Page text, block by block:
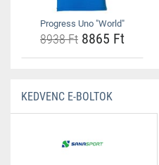
Progress Uno "World"
8938 Ft 8865 Ft
KEDVENC E-BOLTOK